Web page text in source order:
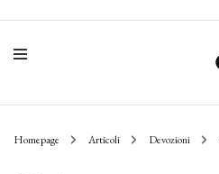
Homepage Articoli Devozioni